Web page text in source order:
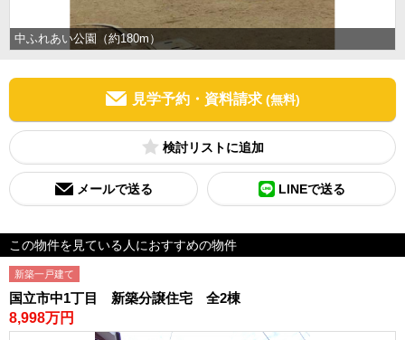
中ふれあい公園（約180m）
見学予約・資料請求 (無料)
検討リスト
メールで送る LINEで送る
この物件を見ている人におすすめの物件
新築一戸建て
国立市中1丁目 新築分譲住宅 全2棟
8,998万円